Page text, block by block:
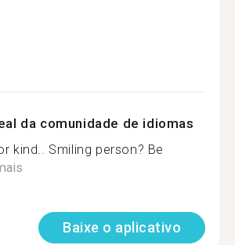
da comunidade de idiomas
kind.. Smiling person? Be
Baixe o aplicativo